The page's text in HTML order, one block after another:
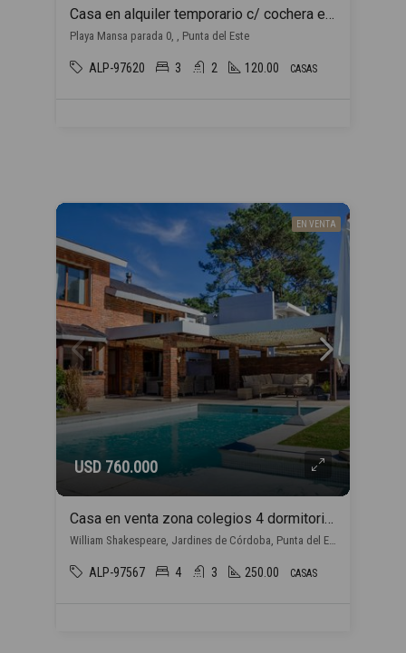
Casa en alquiler temporario c/ cochera en Playa Mansa
Playa Mansa parada 0, , Punta del Este
ALP-97620 3 2 120.00 CASAS
EN VENTA
USD 760.000
Casa en venta zona colegios 4 dormitorios en Punta del Este
William Shakespeare, Jardines de Córdoba, Punta del Este
ALP-97567 4 3 250.00 CASAS